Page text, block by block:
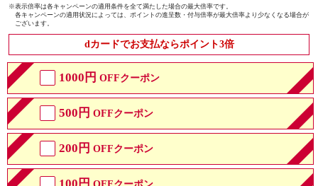
※表示倍率は各キャンペーンの適用条件を全て満たした場合の最大倍率です。
各キャンペーンの適用状況によっては、ポイントの進呈数・付与倍率が最大倍率より少なくなる場合が
ございます。
dカードでお支払ならポイント3倍
1000円 OFFクーポン
500円 OFFクーポン
200円 OFFクーポン